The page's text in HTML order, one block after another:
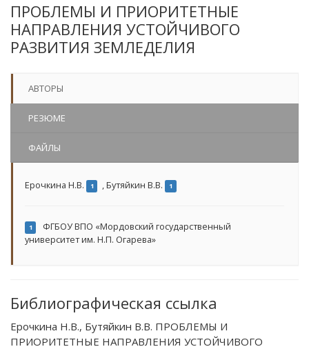
ПРОБЛЕМЫ И ПРИОРИТЕТНЫЕ
НАПРАВЛЕНИЯ УСТОЙЧИВОГО
РАЗВИТИЯ ЗЕМЛЕДЕЛИЯ
АВТОРЫ
РЕЗЮМЕ
ФАЙЛЫ
Ерочкина Н.В. 1 ,Бутяйкин В.В. 1
1
ФГБОУ ВПО «Мордовский государственный
университет им. Н.П. Огарева»
Библиографическая ссылка
Ерочкина Н.В., Бутяйкин В.В. ПРОБЛЕМЫ И
ПРИОРИТЕТНЫЕ НАПРАВЛЕНИЯ УСТОЙЧИВОГО